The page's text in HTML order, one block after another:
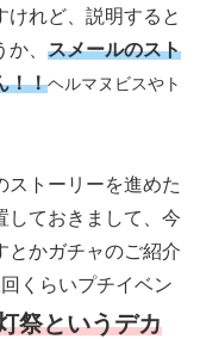
けれど、説明すると
、 スメールのスト
！！ヘルマヌビスやト
ストーリーを進めた
ておきまして、今
とかガチャのご紹介
くらいプチイベン
祭というデカ